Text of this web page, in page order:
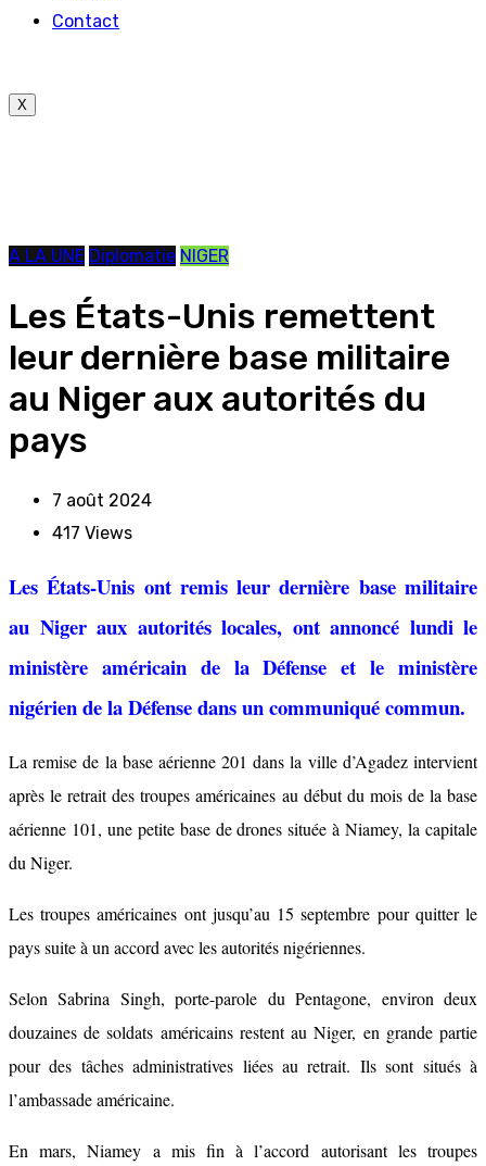
Contact
X
A LA UNE Diplomatie NIGER
Les États-Unis remettent
leur dernière base militaire
au Niger aux autorités du
pays
7 août 2024
417 Views
Les États-Unis ont remis leur dernière base militaire
au Niger aux autorités locales, ont annoncé lundi le
ministère américain de la Défense et le ministère
nigérien de la Défense dans un communiqué commun.
La remise de la base aérienne 201 dans la ville d’Agadez intervient
après le retrait des troupes américaines au début du mois de la base
aérienne 101, une petite base de drones située à Niamey, la capitale
du Niger.
Les troupes américaines ont jusqu’au 15 septembre pour quitter le
pays suite à un accord avec les autorités nigériennes.
Selon Sabrina Singh, porte-parole du Pentagone, environ deux
douzaines de soldats américains restent au Niger, en grande partie
pour des tâches administratives liées au retrait. Ils sont situés à
l’ambassade américaine.
En mars, Niamey a mis fin à l’accord autorisant les troupes